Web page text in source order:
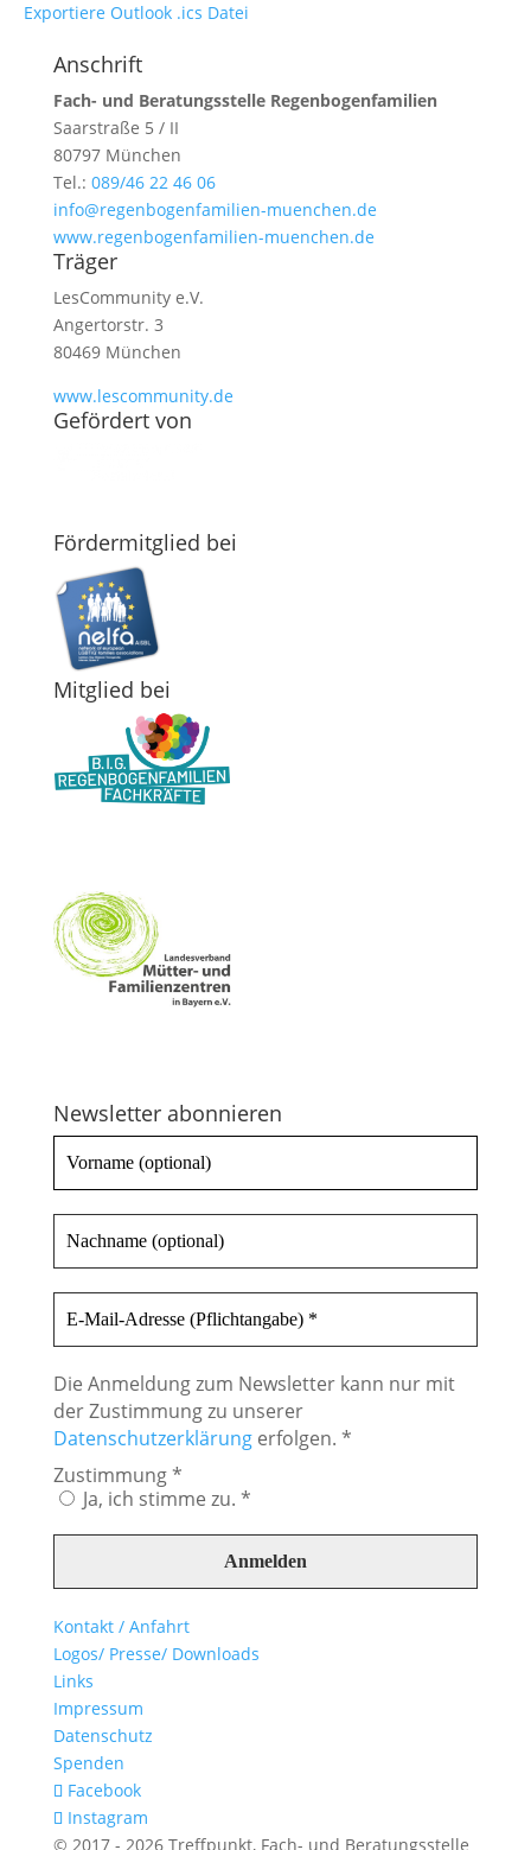
Exportiere Outlook .ics Datei
Anschrift
Fach- und Beratungsstelle Regenbogenfamilien
Saarstraße 5 / II
80797 München
Tel.: 089/46 22 46 06
info@regenbogenfamilien-muenchen.de
www.regenbogenfamilien-muenchen.de
Träger
LesCommunity e.V.
Angertorstr. 3
80469 München
www.lescommunity.de
Geför­dert von
Förder­­mit­glied bei
Mit­glied bei
Newsletter abonnieren
Die Anmeldung zum Newsletter kann nur mit
der Zustimmung zu unserer
Datenschutzerklärungerfolgen. *
Zustimmung*
Ja, ich stimme zu. *
Kontakt / Anfahrt
Logos/ Presse/ Downloads
Links
Impressum
Datenschutz
Spenden
Facebook
Instagram
© 2017 - 2026 Treffpunkt, Fach- und Beratungsstelle